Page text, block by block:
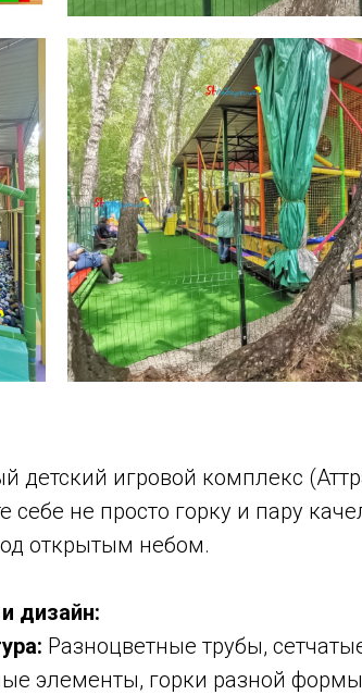
детский игровой комплекс
себе не просто горку и пару
открытым небом.
дизайн:
Разноцветные трубы,
элементы, горки разной